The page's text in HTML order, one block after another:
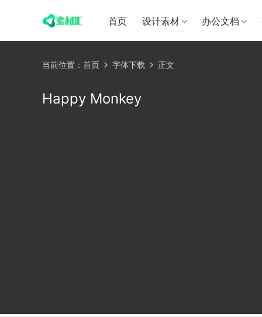
首页 设计素材 办公文档
当前位置： 首页 字体下载 正文
Happy Monkey